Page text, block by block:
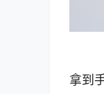
拿到